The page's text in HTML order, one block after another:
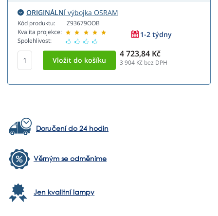
ORIGINÁLNÍvýbojka OSRAM
Kód produktu:
Kvalita projekce:
Spolehlivost:
Z93679OOB
1-2 týdny
4 723,84 Kč
3 904 Kč bez DPH
Doručení do 24 hodin
Věrným se odměníme
Jen kvalitní lampy